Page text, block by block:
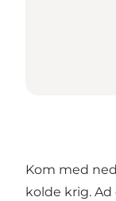
Kom med
kolde krig.